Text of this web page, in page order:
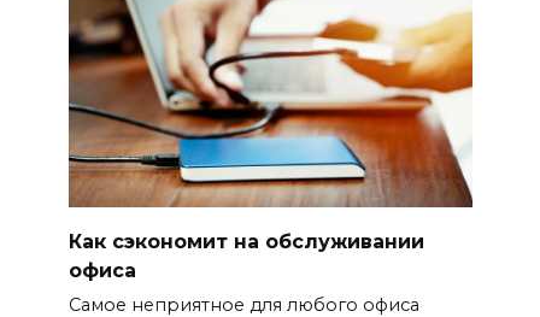
Как сэкономит на обслуживании
офиса
Самое неприятное для любого офиса